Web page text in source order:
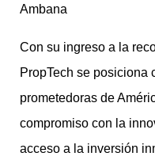
Ambana
Con su ingreso a la
PropTech se posiciona
prometedoras de
compromiso con la
acceso a la inversión